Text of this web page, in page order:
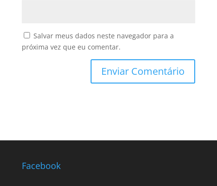
Salvar meus dados neste navegador para a
próxima vez que eu comentar.
Facebook